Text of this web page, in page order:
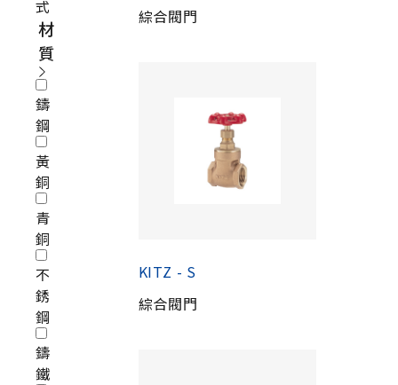
式
材
質
鑄
鋼
黃
銅
青
銅
不
銹
鋼
鑄
鐵
綜合閥門
KITZ - S
綜合閥門